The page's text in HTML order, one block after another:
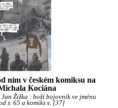
ním v českém komiksu na
Kociána
Žižka : boží bojovník ve jménu
s. 65 a komiks s. [37]